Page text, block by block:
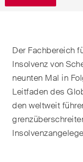
Der Fachbereich
Insolvenz von
neunten Mal in
Leitfaden des
den weltweit
Sprache*
Land*